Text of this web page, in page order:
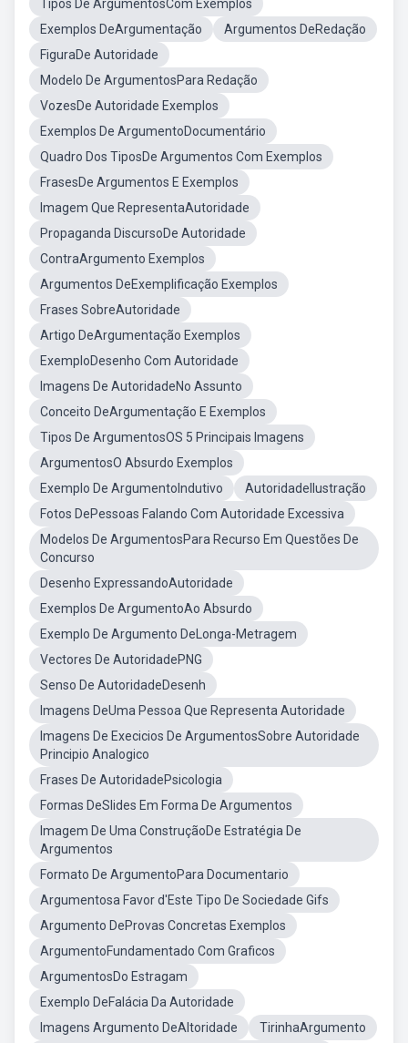
Tipos De ArgumentosCom Exemplos
Exemplos DeArgumentação
Argumentos DeRedação
FiguraDe Autoridade
Modelo De ArgumentosPara Redação
VozesDe Autoridade Exemplos
Exemplos De ArgumentoDocumentário
Quadro Dos TiposDe Argumentos Com Exemplos
FrasesDe Argumentos E Exemplos
Imagem Que RepresentaAutoridade
Propaganda DiscursoDe Autoridade
ContraArgumento Exemplos
Argumentos DeExemplificação Exemplos
Frases SobreAutoridade
Artigo DeArgumentação Exemplos
ExemploDesenho Com Autoridade
Imagens De AutoridadeNo Assunto
Conceito DeArgumentação E Exemplos
Tipos De ArgumentosOS 5 Principais Imagens
ArgumentosO Absurdo Exemplos
Exemplo De ArgumentoIndutivo
AutoridadeIlustração
Fotos DePessoas Falando Com Autoridade Excessiva
Modelos De ArgumentosPara Recurso Em Questões De
Concurso
Desenho ExpressandoAutoridade
Exemplos De ArgumentoAo Absurdo
Exemplo De Argumento DeLonga-Metragem
Vectores De AutoridadePNG
Senso De AutoridadeDesenh
Imagens DeUma Pessoa Que Representa Autoridade
Imagens De Execicios De ArgumentosSobre Autoridade
Principio Analogico
Frases De AutoridadePsicologia
Formas DeSlides Em Forma De Argumentos
Imagem De Uma ConstruçãoDe Estratégia De
Argumentos
Formato De ArgumentoPara Documentario
Argumentosa Favor d'Este Tipo De Sociedade Gifs
Argumento DeProvas Concretas Exemplos
ArgumentoFundamentado Com Graficos
ArgumentosDo Estragam
Exemplo DeFalácia Da Autoridade
Imagens Argumento DeAltoridade
TirinhaArgumento